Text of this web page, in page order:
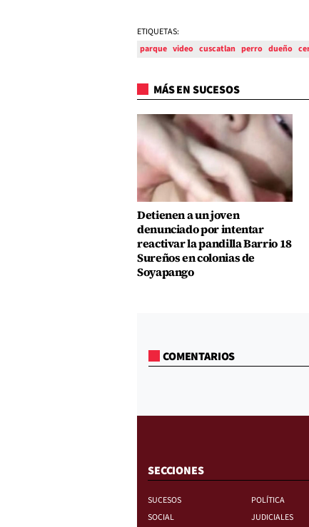
ETIQUETAS:
parque video cuscatlan perro dueño
MÁS EN SUCESOS
Detienen a un joven
denunciado por intentar
reactivar la pandilla Barrio 18
Sureños en colonias de
Soyapango
COMENTARIOS
SECCIONES
SUCESOS
POLÍTICA
SOCIAL
JUDICIALES